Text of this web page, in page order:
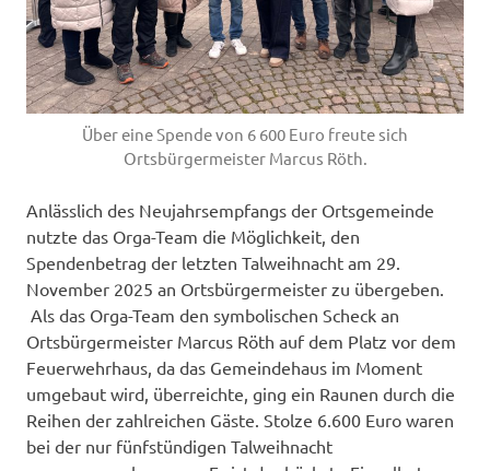
Über eine Spende von 6 600 Euro freute sich
Ortsbürgermeister Marcus Röth.
Anlässlich des Neujahrsempfangs der Ortsgemeinde
nutzte das Orga-Team die Möglichkeit, den
Spendenbetrag der letzten Talweihnacht am 29.
November 2025 an Ortsbürgermeister zu übergeben.
Als das Orga-Team den symbolischen Scheck an
Ortsbürgermeister Marcus Röth auf dem Platz vor dem
Feuerwehrhaus, da das Gemeindehaus im Moment
umgebaut wird, überreichte, ging ein Raunen durch die
Reihen der zahlreichen Gäste. Stolze 6.600 Euro waren
bei der nur fünfstündigen Talweihnacht